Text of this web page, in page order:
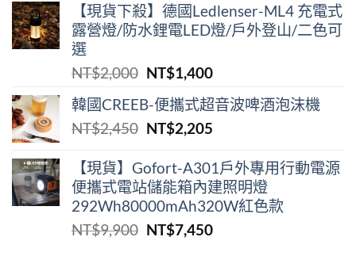
【現貨下殺】德國Ledlenser-ML4 充電式
露營燈/防水鋰電LED燈/戶外登山/二色可
選
NT$2,000 原
價
格：
NT$1,400目
價
格：
韓國CREEB-便攜式超⾳波啤酒泡沫機
NT$2,450 原
價
格：
NT$2,450。
NT$2,205目
價
格：
NT$2,205。
【現貨】Gofort-A301戶外專用行動電源
便攜式電站儲能箱內建照明燈
292Wh80000mAh320W紅色款
NT$9,900 原
NT$7,450目